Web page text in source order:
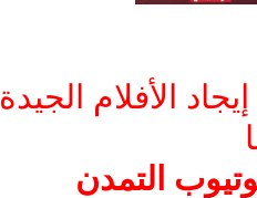
الأفلام الجيدة
التمدن